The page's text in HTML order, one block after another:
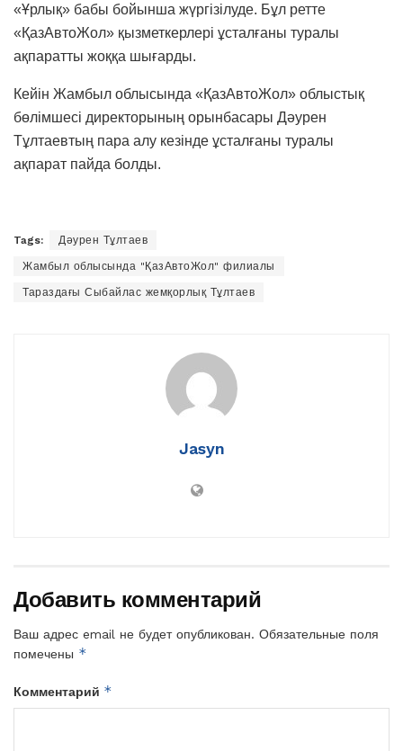
«Ұрлық» бабы бойынша жүргізілуде. Бұл ретте
«ҚазАвтоЖол» қызметкерлері ұсталғаны туралы
ақпаратты жоққа шығарды.
Кейін Жамбыл облысында «ҚазАвтоЖол» облыстық
бөлімшесі директорының орынбасары Дәурен
Тұлтаевтың пара алу кезінде ұсталғаны туралы
ақпарат пайда болды.
Tags: Дәурен Тұлтаев
Жамбыл облысында "ҚазАвтоЖол" филиалы
Тараздағы Сыбайлас жемқорлық Тұлтаев
Jasyn
Добавить комментарий
Ваш адрес email не будет опубликован. Обязательные поля
помечены *
Комментарий *